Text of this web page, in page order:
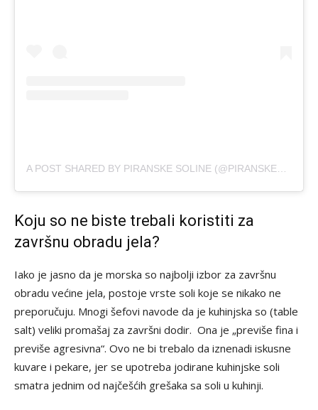
A POST SHARED BY PIRANSKE SOLINE (@PIRANSKE_SOLINE)
Koju so ne biste trebali koristiti za
završnu obradu jela?
Iako je jasno da je morska so najbolji izbor za završnu
obradu većine jela, postoje vrste soli koje se nikako ne
preporučuju. Mnogi šefovi navode da je kuhinjska so (table
salt) veliki promašaj za završni dodir. Ona je „previše fina i
previše agresivna“. Ovo ne bi trebalo da iznenadi iskusne
kuvare i pekare, jer se upotreba jodirane kuhinjske soli
smatra jednim od najčešćih grešaka sa soli u kuhinji.